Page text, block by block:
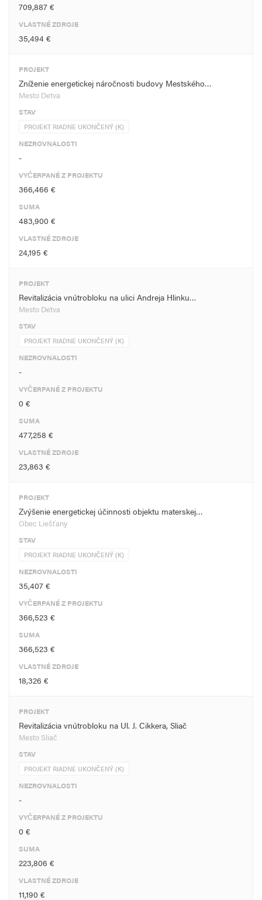
709,887 €
VLASTNÉ ZDROJE
35,494 €
PROJEKT
Zníženie energetickej náročnosti budovy Mestského…
Mesto Detva
STAV
PROJEKT RIADNE UKONČENÝ (K)
NEZROVNALOSTI
-
VYČERPANÉ Z PROJEKTU
366,466 €
SUMA
483,900 €
VLASTNÉ ZDROJE
24,195 €
PROJEKT
Revitalizácia vnútrobloku na ulici Andreja Hlinku…
Mesto Detva
STAV
PROJEKT RIADNE UKONČENÝ (K)
NEZROVNALOSTI
-
VYČERPANÉ Z PROJEKTU
0 €
SUMA
477,258 €
VLASTNÉ ZDROJE
23,863 €
PROJEKT
Zvýšenie energetickej účinnosti objektu materskej…
Obec Liešťany
STAV
PROJEKT RIADNE UKONČENÝ (K)
NEZROVNALOSTI
35,407 €
VYČERPANÉ Z PROJEKTU
366,523 €
SUMA
366,523 €
VLASTNÉ ZDROJE
18,326 €
PROJEKT
Revitalizácia vnútrobloku na Ul. J. Cikkera, Sliač
Mesto Sliač
STAV
PROJEKT RIADNE UKONČENÝ (K)
NEZROVNALOSTI
-
VYČERPANÉ Z PROJEKTU
0 €
SUMA
223,806 €
VLASTNÉ ZDROJE
11,190 €